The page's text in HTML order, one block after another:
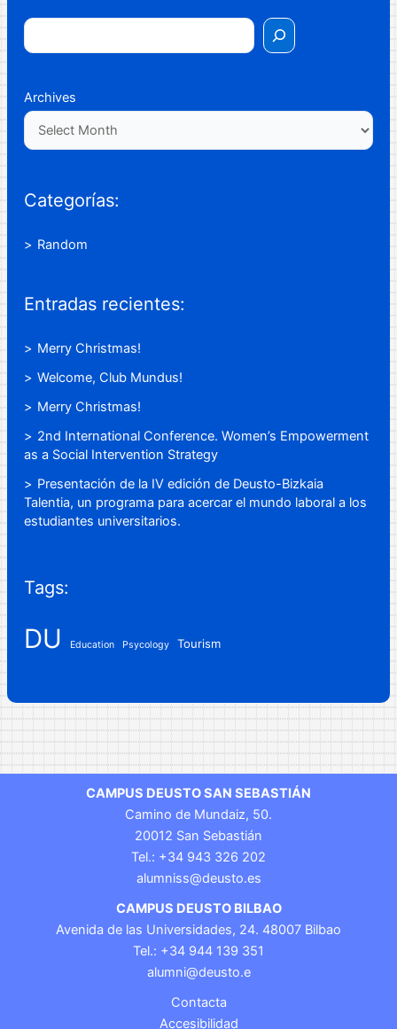
Archives
Categorías:
Random
Entradas recientes:
Merry Christmas!
Welcome, Club Mundus!
Merry Christmas!
2nd International Conference. Women’s Empowerment
as a Social Intervention Strategy
Presentación de la IV edición de Deusto-Bizkaia
Talentia, un programa para acercar el mundo laboral a los
estudiantes universitarios.
Tags:
DU Education Psycology Tourism
CAMPUS DEUSTO SAN SEBASTIÁN
Camino de Mundaiz, 50.
20012 San Sebastián
Tel.: +34 943 326 202
alumniss@deusto.es
CAMPUS DEUSTO BILBAO
Avenida de las Universidades, 24. 48007 Bilbao
Tel.: +34 944 139 351
alumni@deusto.e
Contacta
Accesibilidad